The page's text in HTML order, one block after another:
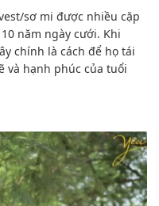
sơ mi được nhiều cặp
năm ngày cưới. Khi
chính là cách để họ tái
và hạnh phúc của tuổi